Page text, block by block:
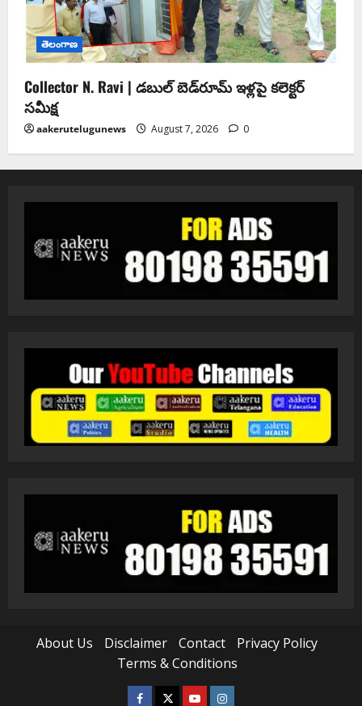
తెలంగాణ
Collector N. Ravi | డబుల్ బెడ్‌రూమ్ ఇళ్లపై కలెక్టర్
సమీక్ష
aakerutelugunews August 7, 2026 0
About Us Disclaimer Contact
Privacy Policy
Terms & Conditions